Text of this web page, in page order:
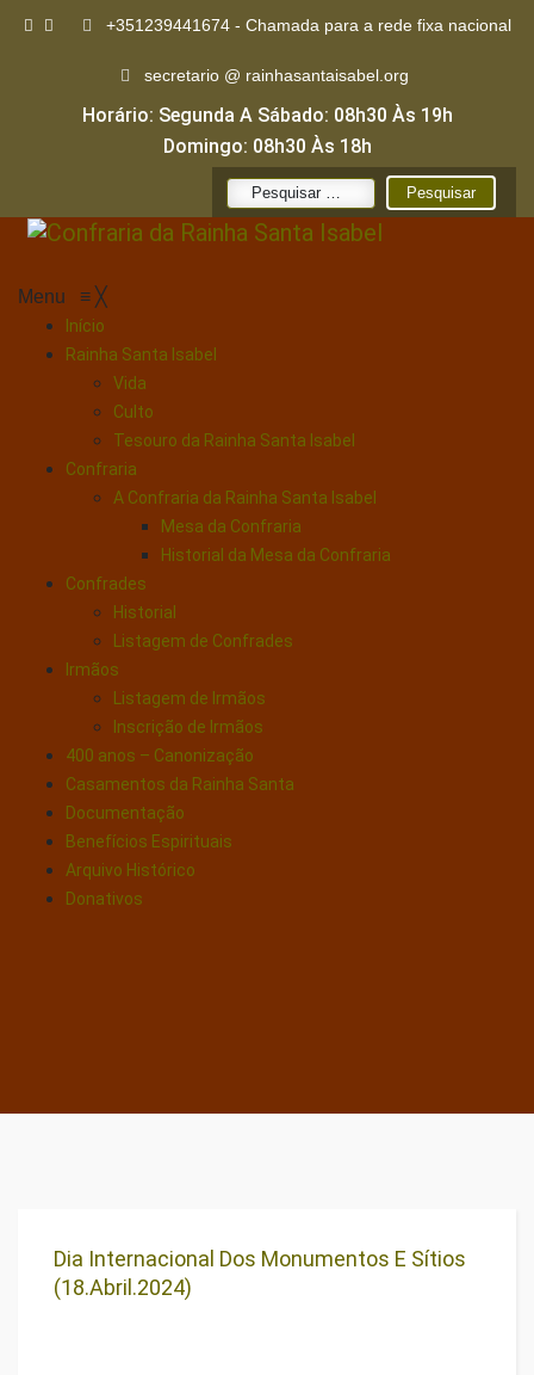
+351239441674 - Chamada para a rede fixa nacional
secretario @ rainhasantaisabel.org
Horário: Segunda A Sábado: 08h30 Às 19h
Domingo: 08h30 Às 18h
Pesquisar
Menu ≡ ╳
Início
Rainha Santa Isabel
Vida
Culto
Tesouro da Rainha Santa Isabel
Confraria
A Confraria da Rainha Santa Isabel
Mesa da Confraria
Historial da Mesa da Confraria
Confrades
Historial
Listagem de Confrades
Irmãos
Listagem de Irmãos
Inscrição de Irmãos
400 anos – Canonização
Casamentos da Rainha Santa
Documentação
Benefícios Espirituais
Arquivo Histórico
Donativos
Dia Internacional Dos Monumentos E Sítios
(18.Abril.2024)